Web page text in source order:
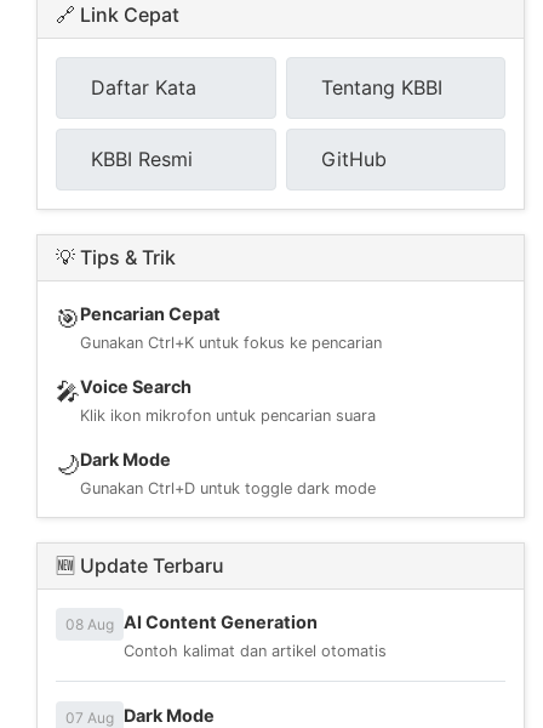
🔗 Link Cepat
Daftar Kata Tentang KBBI
KBBI Resmi GitHub
💡 Tips & Trik
🎯Pencarian Cepat
Gunakan Ctrl+K untuk fokus ke pencarian
🎤Voice Search
Klik ikon mikrofon untuk pencarian suara
🌙Dark Mode
Gunakan Ctrl+D untuk toggle dark mode
🆕 Update Terbaru
08 Aug AI Content Generation
Contoh kalimat dan artikel otomatis
07 Aug Dark Mode